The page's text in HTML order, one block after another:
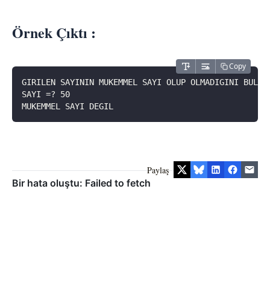
Örnek Çıktı :
Copy
GIRILEN SAYININ MUKEMMEL SAYI OLUP OLMADIGINI BULAN
SAYI =? 50
MUKEMMEL SAYI DEGIL
Paylaş